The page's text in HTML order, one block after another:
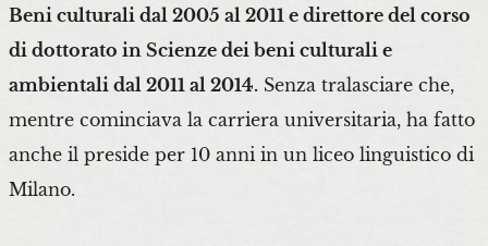
Beni culturali dal 2005 al 2011 e direttore del corso
di dottorato in Scienze dei beni culturali e
ambientali dal 2011 al 2014. Senza tralasciare che,
mentre cominciava la carriera universitaria, ha fatto
anche il preside per 10 anni in un liceo linguistico di
Milano.